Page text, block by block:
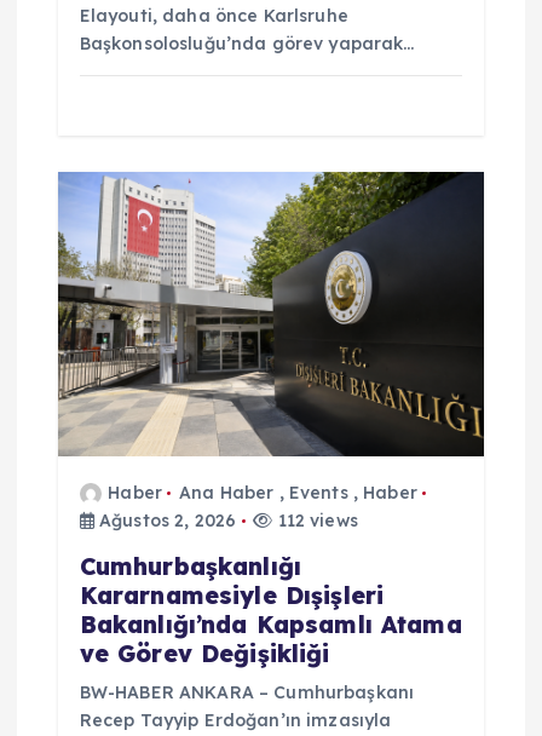
Elayouti, daha önce Karlsruhe
Başkonsolosluğu’nda görev yaparak…
Haber Ana Haber , Events, Haber
Ağustos 2, 2026
112 views
Cumhurbaşkanlığı
Kararnamesiyle Dışişleri
Bakanlığı’nda Kapsamlı Atama
ve Görev Değişikliği
BW-HABER ANKARA – Cumhurbaşkanı
Recep Tayyip Erdoğan’ın imzasıyla